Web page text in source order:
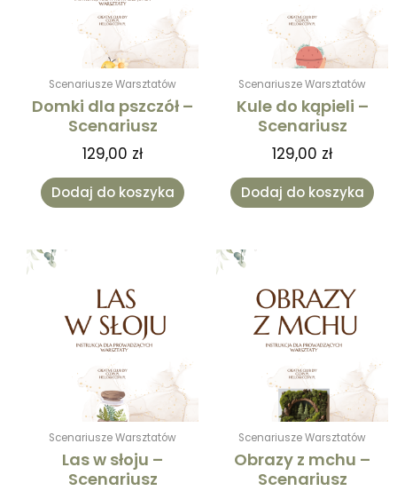
Scenariusze Warsztatów
Domki dla pszczół –
Scenariusz
129,00 zł
Dodaj do koszyka
Scenariusze Warsztatów
Kule do kąpieli –
Scenariusz
129,00 zł
Dodaj do koszyka
Scenariusze Warsztatów
Las w słoju –
Scenariusz
Scenariusze Warsztatów
Obrazy z mchu –
Scenariusz